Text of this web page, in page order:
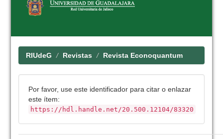
RIUdeG Revistas Revista Econoquantum
Por favor, use este identificador para citar o enlazar
este ítem:
https://hdl.handle.net/20.500.12104/83320